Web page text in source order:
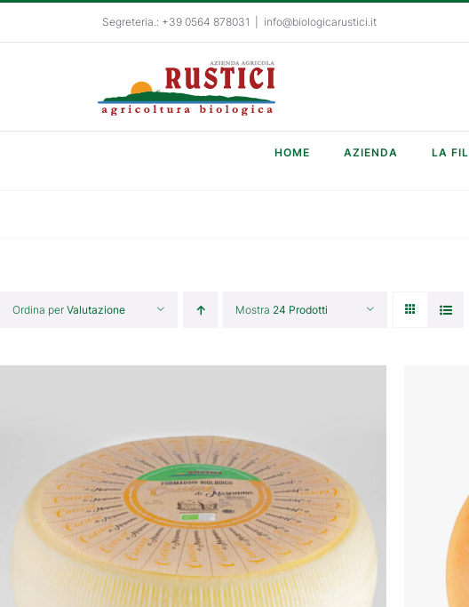
Segreteria.: +39 0564 878031 info@biologicarustici.it
HOME AZIENDA LA
Ordina perValutazione Mostra 24 Prodotti
ANTEPRIMA RAPIDA